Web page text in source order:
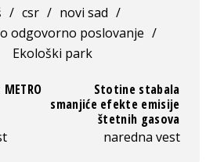
/ csr / novi sad /
odgovorno poslovanje /
Ekološki park
Stotine stabala
smanjiće efekte emisije
štetnih gasova
naredna vest